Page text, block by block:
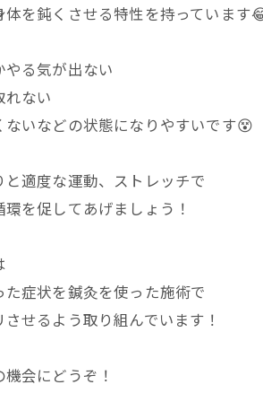
体を鈍くさせる特性を持っています
やる気が出ない
ない
ないなどの状態になりやすいです😵
と適度な運動、ストレッチで
を促してあげましょう！
た症状を鍼灸を使った施術で
させるよう取り組んでいます！
会にどうぞ！